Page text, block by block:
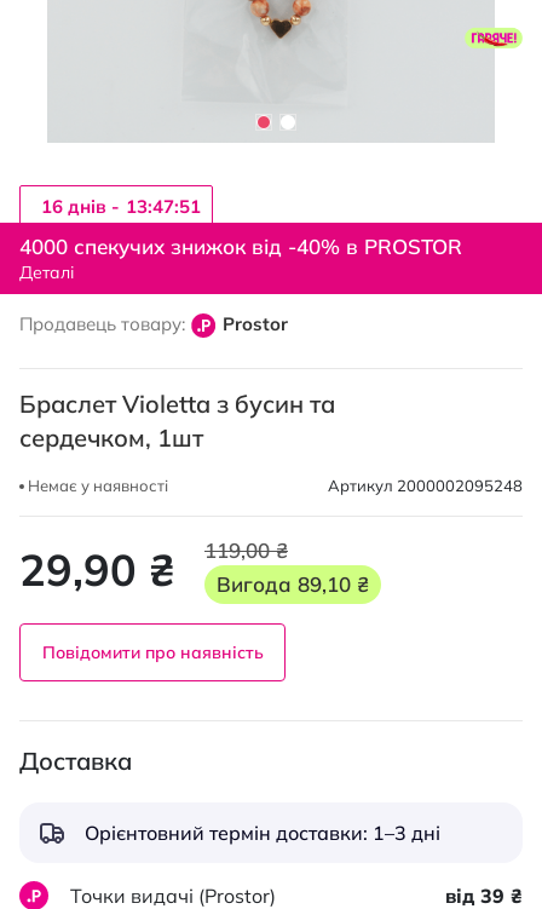
Перейти
до
початку
галереї
4000 спекучих знижок від -40% в PROSTOR
Деталі
16 днiв - 13:47:50
Продавець товару: Prostor
Браслет Violetta з бусин та
сердечком, 1шт
Немає у наявності Артикул 2000002095248
29,90 ₴
119,00 ₴
Вигода 89,10 ₴
Повідомити про наявність
Доставка
Орієнтовний термін доставки: 1–3 дні
Точки видачі (Prostor) від 39 ₴